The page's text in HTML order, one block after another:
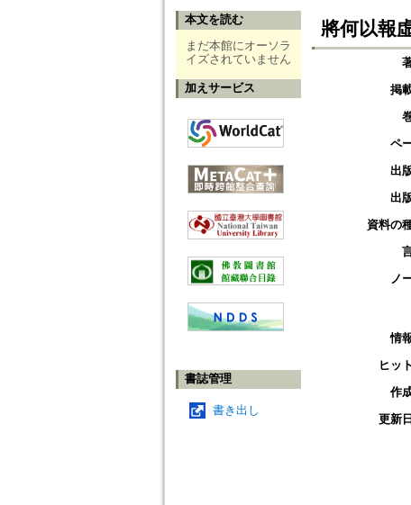
本文を読む
まだ本館にオーソラ
イズされていません
加えサービス
書誌管理
書き出し
將何以報
掲
ペ
出
出
資料の
ノ
情
ヒッ
作
更新